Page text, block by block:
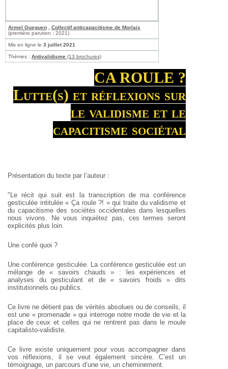
Armel Gueguen
Collectif anticapacitisme de Morlaix
(première parution : 2021)
Mis en ligne le 3 juillet 2021
Thèmes : Antivalidisme (13 brochures)
CA ROULE ?
Lutte(s) et réflexions sur
le validisme et le
capacitisme sociétal
Présentation du texte par l’auteur :
"Le récit qui suit est la transcription de ma conférence
gesticulée intitulée « Ça roule ?! » qui traite du validisme et
du capacitisme des sociétés occidentales dans lesquelles
nous vivons. Ne vous inquiétez pas, ces termes seront
explicités plus loin.
Une confé quoi ?
Une conférence gesticulée. La conférence gesticulée est un
mélange de « savoirs chauds » : les expériences et
analyses du gesticulant et de « savoirs froids » dits
institutionnels ou publics.
Ce livre ne détient pas de vérités absolues ou de conseils, il
est une « promenade » qui interroge notre mode de vie et la
place de ceux et celles qui ne rentrent pas dans le moule
capitalisto-validiste.
Ce livre existe uniquement pour vous accompagner dans
vos réflexions, il se veut également sincère. C’est un
témoignage, un parcours d’une vie, un cheminement.